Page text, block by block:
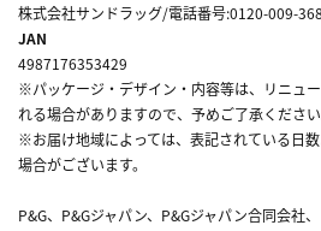
株式会社サンドラッグ/電話番号:0120-009-368
JAN
4987176353429
※パッケージ・デザイン・内容等は、リニュ
れる場合がありますので、予めご了承ください
※お届け地域によっては、表記されている日
場合がございます。
P&G、P&Gジャパン、P&Gジャパン合同会社